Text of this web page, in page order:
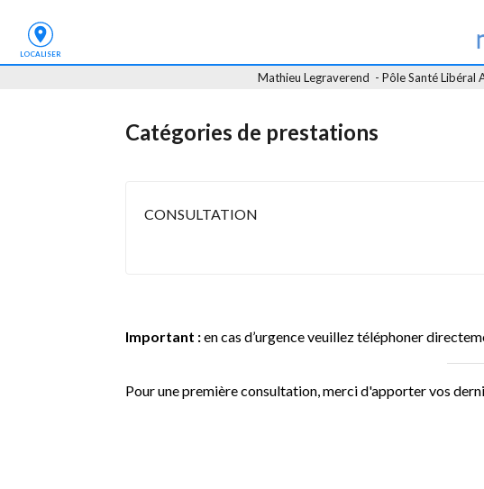
LOCALISER
Mathieu Legraverend  - Pôle Santé
Catégories de prestations
CONSULTATION
Important :en cas d’urgence veuillez téléphoner
Pour une première consultation, merci d'apporter vos